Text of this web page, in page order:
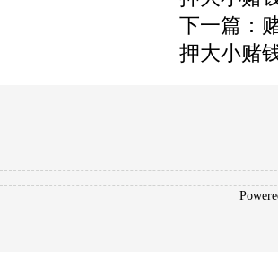
下一篇：
押大小赌